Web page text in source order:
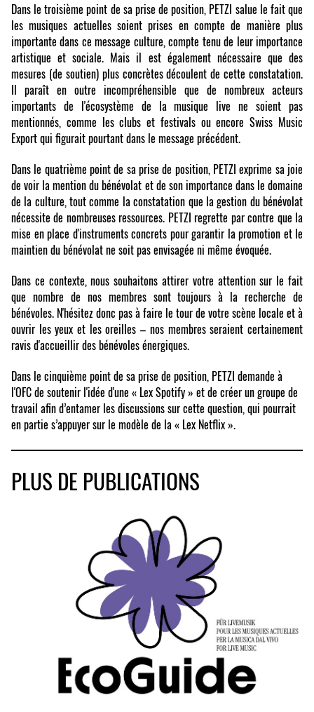
Dans le troisième point de sa prise de position, PETZI salue le fait que
les musiques actuelles soient prises en compte de manière plus
importante dans ce message culture, compte tenu de leur importance
artistique et sociale. Mais il est également nécessaire que des
mesures (de soutien) plus concrètes découlent de cette constatation.
Il paraît en outre incompréhensible que de nombreux acteurs
importants de l'écosystème de la musique live ne soient pas
mentionnés, comme les clubs et festivals ou encore Swiss Music
Export qui figurait pourtant dans le message précédent.
Dans le quatrième point de sa prise de position, PETZI exprime sa joie
de voir la mention du bénévolat et de son importance dans le domaine
de la culture,tout comme la constatation que la gestion du bénévolat
nécessite de nombreuses ressources. PETZI regrette par contre que la
mise en place d'instruments concrets pour garantir la promotion et le
maintien du bénévolat ne soit pas envisagée ni même évoquée.
Dans ce contexte, nous souhaitons attirer votre attention sur le fait
que nombre de nos membres sont toujours à la recherche de
bénévoles. N'hésitez donc pas à faire le tour de votre scène locale et à
ouvrir les yeux et les oreilles – nos membres seraient certainement
ravis d'accueillir des bénévoles énergiques.
Dans le cinquième point de sa prise de position, PETZI demande à
l'OFC de soutenir l'idée d'une « Lex Spotify » et de créer un groupe de
travail afin d’entamer les discussions sur cette question, qui pourrait
en partie s’appuyer sur le modèle de la « Lex Netflix ».
PLUS DE PUBLICATIONS